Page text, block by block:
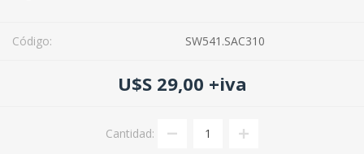
Código: SW541.SAC310
U$S 29,00 +iva
Cantidad: